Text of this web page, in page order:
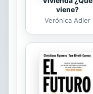
viene?
Verónica Adler